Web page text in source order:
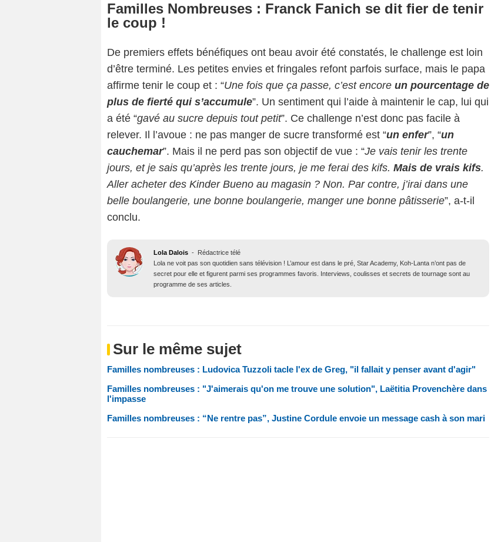
Familles Nombreuses : Franck Fanich se dit fier de tenir
le coup !
De premiers effets bénéfiques ont beau avoir été constatés, le challenge est loin
d’être terminé. Les petites envies et fringales refont parfois surface, mais le papa
affirme tenir le coup et : “Une fois que ça passe, c’est encore un pourcentage de
plus de fierté qui s’accumule”. Un sentiment qui l’aide à maintenir le cap, lui qui
a été “gavé au sucre depuis tout petit”. Ce challenge n’est donc pas facile à
relever. Il l’avoue : ne pas manger de sucre transformé est “un enfer”, “un
cauchemar”. Mais il ne perd pas son objectif de vue : “Je vais tenir les trente
jours, et je sais qu’après les trente jours, je me ferai des kifs. Mais de vrais kifs.
Aller acheter des Kinder Bueno au magasin ? Non. Par contre, j’irai dans une
belle boulangerie, une bonne boulangerie, manger une bonne pâtisserie”, a-t-il
conclu.
Lola Dalois -
Rédactrice télé
Lola ne voit pas son quotidien sans télévision ! L’amour est dans le pré, Star Academy, Koh-Lanta n’ont pas de
secret pour elle et figurent parmi ses programmes favoris. Interviews, coulisses et secrets de tournage sont au
programme de ses articles.
Sur le même sujet
Familles nombreuses : Ludovica Tuzzoli tacle l'ex de Greg, "il fallait y penser avant d'agir"
Familles nombreuses : "J'aimerais qu'on me trouve une solution", Laëtitia Provenchère dans
l'impasse
Familles nombreuses : “Ne rentre pas”, Justine Cordule envoie un message cash à son mari